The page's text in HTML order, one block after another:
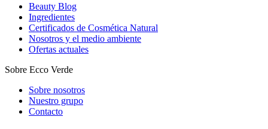
Beauty Blog
Ingredientes
Certificados de Cosmética Natural
Nosotros y el medio ambiente
Ofertas actuales
Sobre Ecco Verde
Sobre nosotros
Nuestro grupo
Contacto